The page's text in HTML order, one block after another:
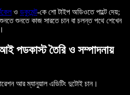
ও ডকুমেন্ট-কে শো টাইপ অডিওতে পাল্টে দেয়;
শুনতে শুনতে কাজ সারতে চান বা চলন্ত পথে শেখেন
পডকাস্ট তৈরি ও সম্পাদনায়
আর ম্যানুয়াল এডিটিং দুটোই চান।